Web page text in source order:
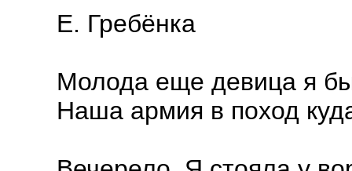
Е. Гребёнка
Молода еще девица я
Наша армия в поход